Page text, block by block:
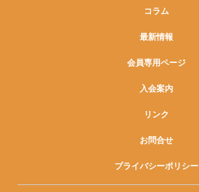
コラム
最新情報
会員専用ページ
入会案内
リンク
お問合せ
プライバシーポリシー